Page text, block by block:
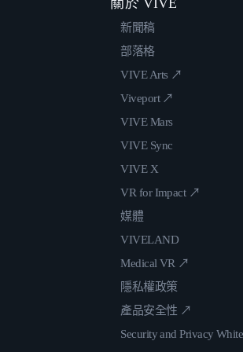
關於 VIVE
新聞稿
部落格
VIVE Arts ↗
Viveport ↗
VIVE Mars
VIVE Sync
VIVE X
VR for Impact ↗
媒體
VIVELAND
Medical VR ↗
隱私權政策
產品安全性 ↗
Security and Privacy